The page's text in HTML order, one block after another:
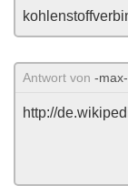
Antwort von -
http://